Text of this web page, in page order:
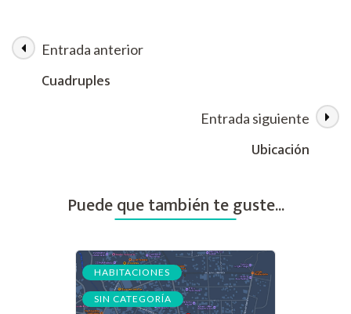
Navegación
Entrada anterior
Cuadruples
Entrada siguiente
Ubicación
Puede que también te guste...
HABITACIONES ,
SIN CATEGORÍA